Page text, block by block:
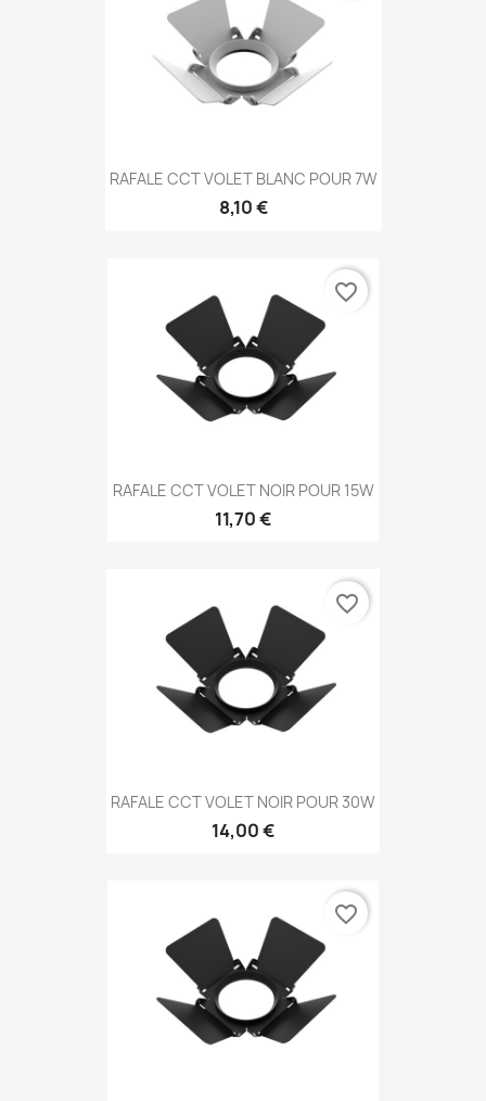
RAFALE CCT VOLET BLANC POUR 7W
8,10 €
RAFALE CCT VOLET NOIR POUR 15W
11,70 €
favorite_border
RAFALE CCT VOLET NOIR POUR 30W
14,00 €
favorite_border
favorite_border